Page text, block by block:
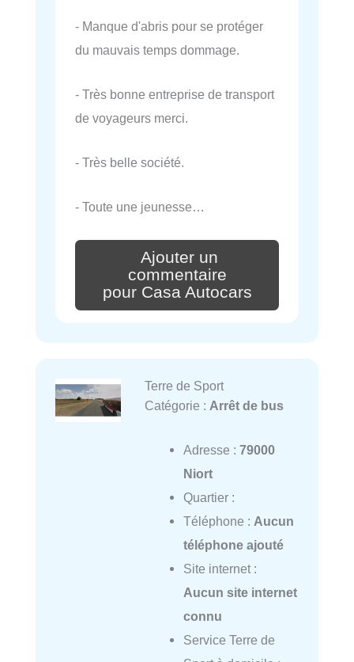
- Manque d'abris pour se protéger
du mauvais temps dommage.
- Très bonne entreprise de transport
de voyageurs merci.
- Très belle société.
- Toute une jeunesse…
Ajouter un
commentaire
pour Casa Autocars
Terre de Sport
Catégorie : Arrêt de bus
Adresse : 79000
Niort
Quartier :
Téléphone : Aucun
téléphone ajouté
Site internet :
Aucun site internet
connu
Service Terre de